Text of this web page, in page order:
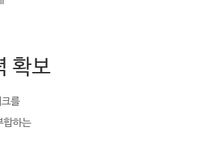
확보
를
합하는